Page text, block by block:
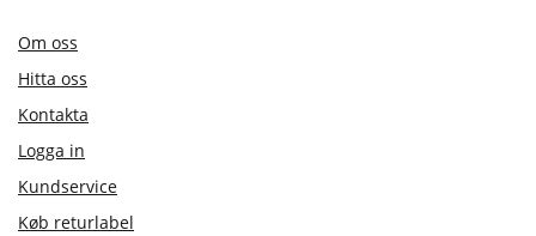
Om oss
Hitta oss
Kontakta
Logga in
Kundservice
Køb returlabel